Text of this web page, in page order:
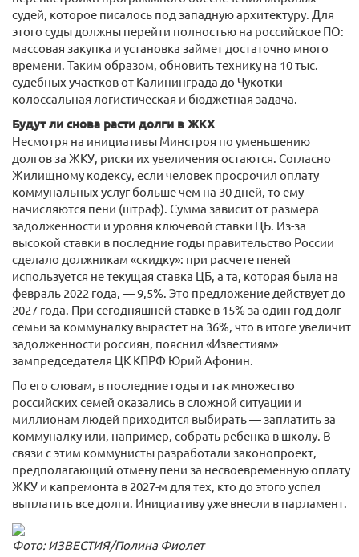
судей, которое писалось под западную архитектуру. Для
этого суды должны перейти полностью на российское ПО:
массовая закупка и установка займет достаточно много
времени. Таким образом, обновить технику на 10 тыс.
судебных участков от Калининграда до Чукотки —
колоссальная логистическая и бюджетная задача.
Будут ли снова расти долги в ЖКХ
Несмотря на инициативы Минстроя по уменьшению
долгов за ЖКУ, риски их увеличения остаются. Согласно
Жилищному кодексу, если человек просрочил оплату
коммунальных услуг больше чем на 30 дней, то ему
начисляются пени (штраф). Сумма зависит от размера
задолженности и уровня ключевой ставки ЦБ. Из-за
высокой ставки в последние годы правительство России
сделало должникам «скидку»: при расчете пеней
используется не текущая ставка ЦБ, а та, которая была на
февраль 2022 года, — 9,5%. Это предложение действует до
2027 года. При сегодняшней ставке в 15% за один год долг
семьи за коммуналку вырастет на 36%, что в итоге увеличит
задолженности россиян, пояснил «Известиям»
зампредседателя ЦК КПРФ Юрий Афонин.
По его словам, в последние годы и так множество
российских семей оказались в сложной ситуации и
миллионам людей приходится выбирать — заплатить за
коммуналку или, например, собрать ребенка в школу. В
связи с этим коммунисты разработали законопроект,
предполагающий отмену пени за несвоевременную оплату
ЖКУ и капремонта в 2027-м для тех, кто до этого успел
выплатить все долги. Инициативу уже внесли в парламент.
Фото: ИЗВЕСТИЯ/Полина Фиолет